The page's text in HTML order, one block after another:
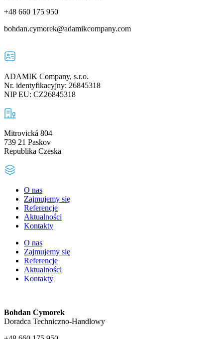
+48 660 175 950
bohdan.cymorek@adamikcompany.com
ADAMIK Company, s.r.o.
Nr. identyfikacyjny: 26845318
NIP EU: CZ26845318
Mitrovická 804
739 21 Paskov
Republika Czeska
O nas
Zajmujemy się
Referencje
Aktualności
Kontakty
O nas
Zajmujemy się
Referencje
Aktualności
Kontakty
Bohdan Cymorek
Doradca Techniczno-Handlowy